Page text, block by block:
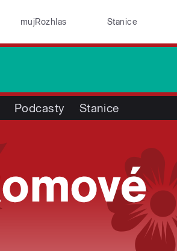
mujRozhlas Stanice
Podcasty Stanice